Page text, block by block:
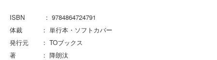
ISBN ： 9784864724791
体裁 ： 単行本・ソフトカバー
発行元 ： TOブックス
著 ： 降朗汰